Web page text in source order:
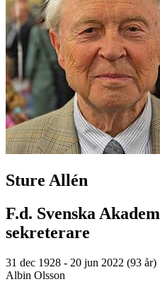
Sture Allén
F.d. Svenska
sekreterare
31 dec 1928 - 20 jun 2022 (93 år)
Albin Olsson